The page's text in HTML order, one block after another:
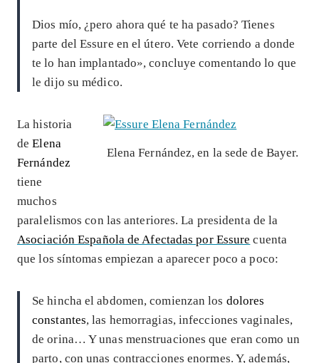
Dios mío, ¿pero ahora qué te ha pasado? Tienes
parte del Essure en el útero. Vete corriendo a donde
te lo han implantado», concluye comentando lo que
le dijo su médico.
Elena Fernández, en la sede de Bayer.
La historia
deElena
Fernández
tiene
muchos
paralelismos con las anteriores. La presidenta de la
Asociación Española de Afectadas por Essure cuenta
que los síntomas empiezan a aparecer poco a poco:
Se hincha el abdomen, comienzan los dolores
constantes, las hemorragias, infecciones vaginales,
de orina… Y unas menstruaciones que eran como un
parto, con unas contracciones enormes. Y, además,